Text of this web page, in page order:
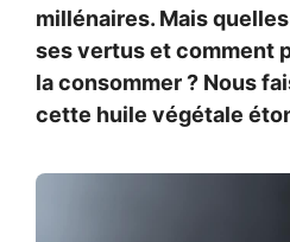
millénaires. Mais
ses vertus et comment
la consommer ? Nous
cette huile végétale